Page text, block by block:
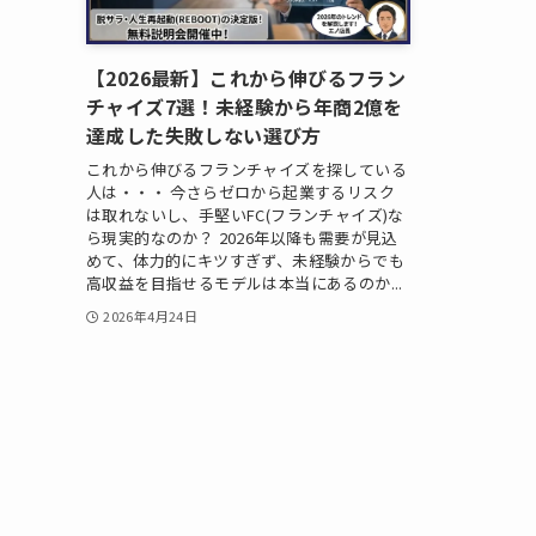
【2026最新】これから伸びるフラン
チャイズ7選！未経験から年商2億を
達成した失敗しない選び方
これから伸びるフランチャイズを探している
人は・・・ 今さらゼロから起業するリスク
は取れないし、手堅いFC(フランチャイズ)な
ら現実的なのか？ 2026年以降も需要が見込
めて、体力的にキツすぎず、未経験からでも
高収益を目指せるモデルは本当にあるのか...
2026年4月24日